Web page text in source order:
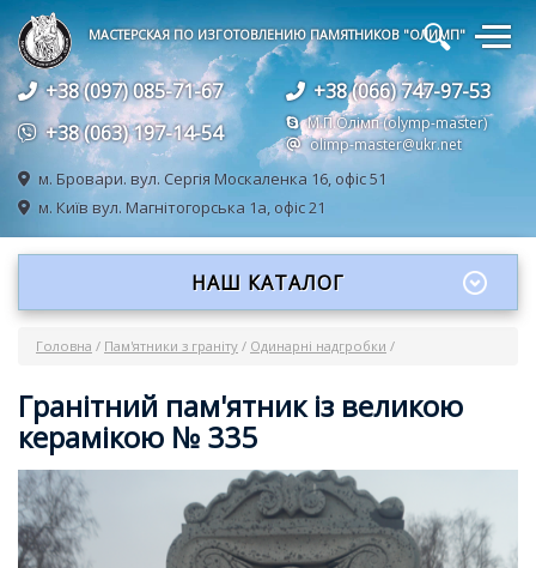
🔍
МАСТЕРСКАЯ ПО ИЗГОТОВЛЕНИЮ ПАМЯТНИКОВ "ОЛИМП"
+38 (097) 085-71-67
+38 (063) 197-14-54
+38 (066) 747-97-53
М.П.Олімп (olymp-master)
olimp-master@ukr.net
м. Бровари. вул. Сергія Москаленка 16, офіс 51
м. Київ вул. Магнітогорська 1а, офіс 21
Головна / Пам'ятники з граніту / Одинарні надгробки /
Гранітний пам'ятник із великою
керамікою № 335
НАШ КАТАЛОГ